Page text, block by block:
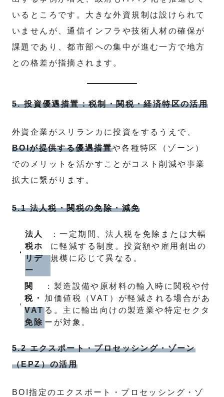
いるところです。大きな外資規制は設けられて
いませんが、通信インフラや技術人材の確保が
課題であり、都市部への集中が進む一方で地方
との格差が指摘されます。
5. 投資優遇措置：税制・関税・経済特区の活用
外資企業がスリランカに投資をするうえで、
BOIが提供する優遇措置や各種特区（ゾーン）
でのメリットを活かすことがコスト削減や事業
拡大に繋がります。
5.1 法人税・関税の免除・減免
法人
税ホ
リデ
ー
：一定期間、法人税を免除または大幅
に軽減する制度。投資額や雇用創出の
規模に応じて異なる。
関
税・
VAT
免除
：製造設備や原材料の輸入時に関税や付
加価値税（VAT）が軽減される場合があ
る。主に輸出向けの製造業や特定セクタ
ーが対象。
5.2 エクスポート・プロセッシング・ゾーン
（EPZ）の活用
BOI指定のエクスポート・プロセッシング・ゾ